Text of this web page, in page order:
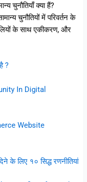
चुनौतियाँ क्या हैं?
चुनौतियों में परिवर्तन के
के साथ एकीकरण, और
?
In Digital
Website
के लिए १० सिद्ध रणनीतियां